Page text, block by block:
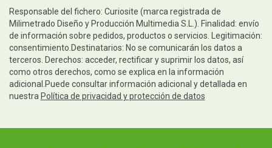
Responsable del fichero: Curiosite (marca registrada de
Milimetrado Diseño y Producción Multimedia S.L.). Finalidad: envío
de información sobre pedidos, productos o servicios. Legitimación:
consentimiento.Destinatarios: No se comunicarán los datos a
terceros. Derechos: acceder, rectificar y suprimir los datos, así
como otros derechos, como se explica en la información
adicional.Puede consultar información adicional y detallada en
nuestra Política de privacidad y protección de datos